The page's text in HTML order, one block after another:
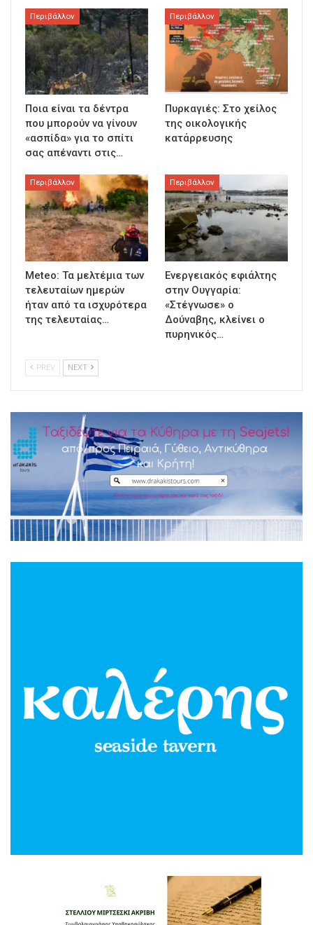
Περιβάλλον
Ποια είναι τα δέντρα
που μπορούν να γίνουν
«ασπίδα» για το σπίτι
σας απέναντι στις…
Περιβάλλον
Πυρκαγιές: Στο χείλος
της οικολογικής
κατάρρευσης
Περιβάλλον
Meteo: Τα μελτέμια των
τελευταίων ημερών
ήταν από τα ισχυρότερα
της τελευταίας…
Περιβάλλον
Ενεργειακός εφιάλτης
στην Ουγγαρία:
«Στέγνωσε» ο
Δούναβης, κλείνει ο
πυρηνικός…
PREV NEXT